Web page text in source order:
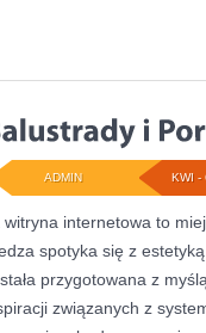
KWI -
ADMIN
witryna internetowa to
spotyka się z
przygotowana z
związanych z